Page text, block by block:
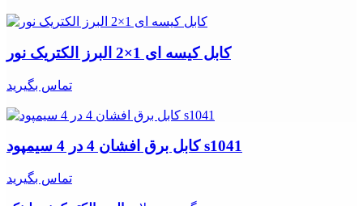
کابل کیسه ای 1×2 البرز الکتریک نور
تماس بگیرید
کابل برق افشان 4 در 4 سیمپود s1041
تماس بگیرید